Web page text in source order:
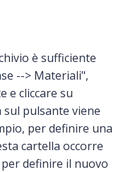
è sufficiente
--> Materiali",
e cliccare su
sul pulsante viene
per definire una
cartella occorre
definire il nuovo